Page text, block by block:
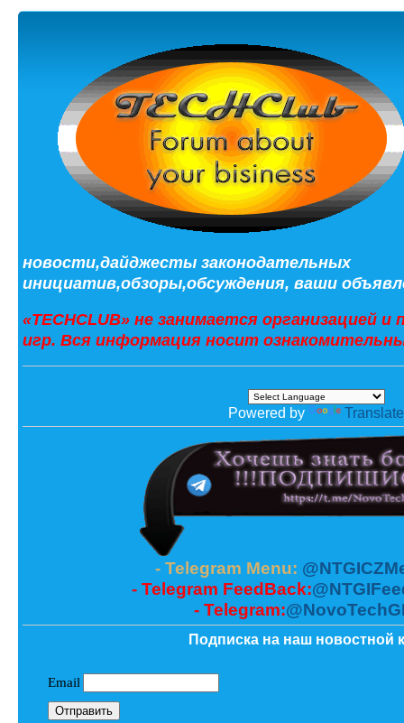
новости,дайджесты законодательных
инициатив,обзоры,обсуждения, ваши
«TECHCLUB» не занимается организацией
игр. Вся информация носит
Powered by Translate
- Telegram Menu:
- Telegram FeedBack:
- Telegram:
Подписка на наш новостной